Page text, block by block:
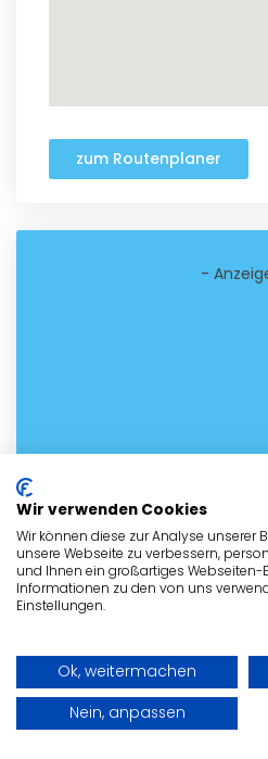
zum Routenplaner
-
Wir verwenden Cookies
Wir können diese zur Analyse unserer
unsere Webseite zu verbessern,
und Ihnen ein großartiges Webseiten-
Informationen zu den von uns
Einstellungen.
Ok, weitermachen
Nein, anpassen